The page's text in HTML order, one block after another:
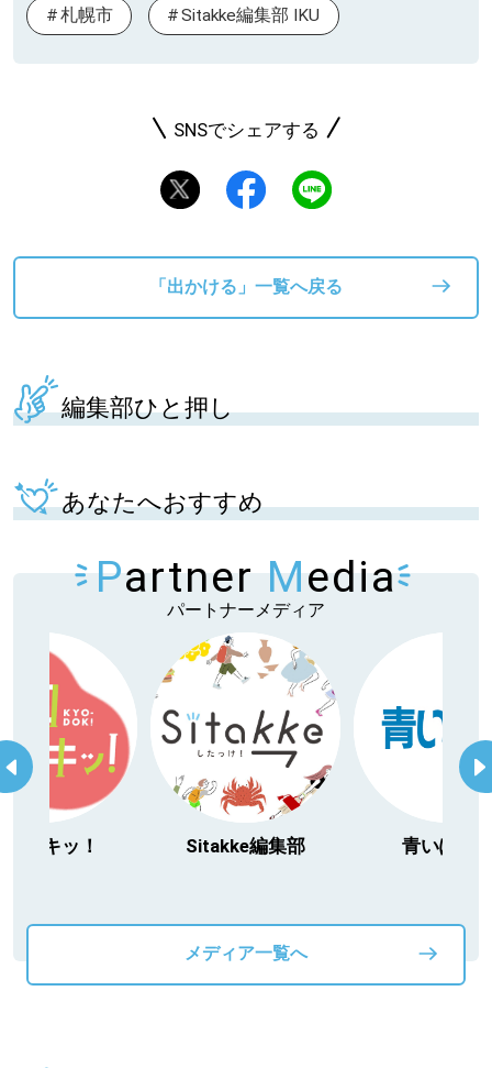
札幌市 Sitakke編集部 IKU
SNSでシェアする
「出かける」一覧へ戻る
編集部ひと押し
あなたへおすすめ
Partner Media
パートナーメディア
Sitakke編集部 青いぽすと
メディア一覧へ